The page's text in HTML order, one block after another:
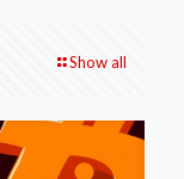
Show all